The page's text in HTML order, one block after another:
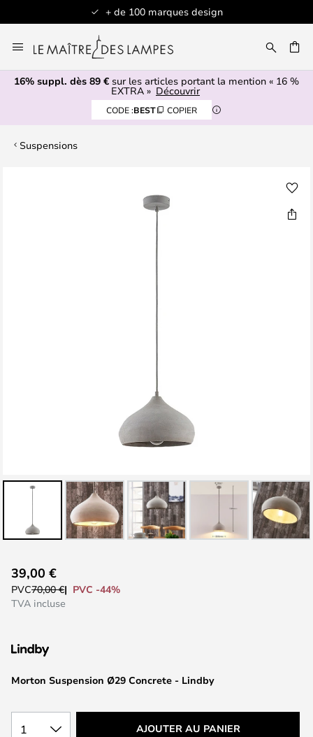
+ de 100 marques design
au
contenu
16% suppl. dès 89 € sur les articles portant la mention « 16 %
EXTRA » Découvrir
CODE :BEST COPIER
Suspensions
to
the
the
gallery
Morton Suspension Ø29 Concrete - Lindby
39,00 €
PVC70,00 €
PVC -44%
TVA incluse
1 AJOUTER AU PANIER